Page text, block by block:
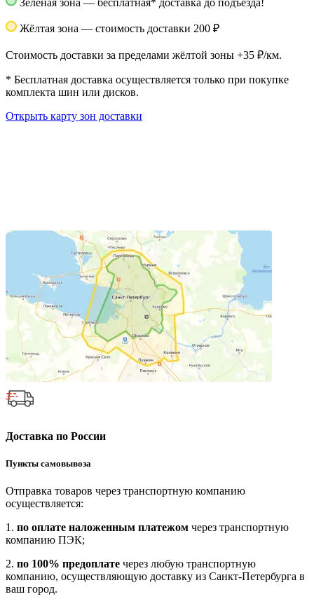
Жёлтая зона — стоимость доставки 200 ₽
Стоимость доставки за пределами жёлтой зоны +35 ₽/км.
* Бесплатная доставка осуществляется только при покупке
комплекта шин или дисков.
Открыть карту зон доставки
Доставка по России
Пункты самовывоза
Отправка товаров через транспортную компанию
осуществляется:
1. по оплате наложенным платежом через транспортную
компанию ПЭК;
2. по 100% предоплате через любую транспортную
компанию, осуществляющую доставку из Санкт-Петербурга в
ваш город.